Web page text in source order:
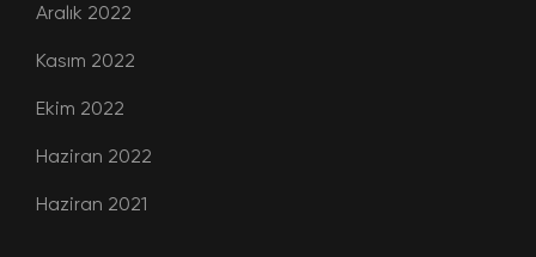
Aralık 2022
Kasım 2022
Ekim 2022
Haziran 2022
Haziran 2021